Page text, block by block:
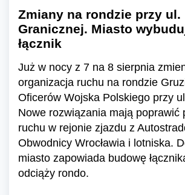
Zmiany na rondzie przy ul.
Granicznej. Miasto
łącznik
Już w nocy z 7 na 8 sierpnia
organizacja ruchu na rondzie
Oficerów Wojska Polskiego przy
Nowe rozwiązania mają poprawić
ruchu w rejonie zjazdu z
Obwodnicy Wrocławia i lotniska.
miasto zapowiada budowę
odciąży rondo.